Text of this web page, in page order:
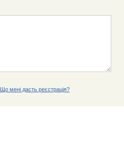
Що мені дасть реєстрація?